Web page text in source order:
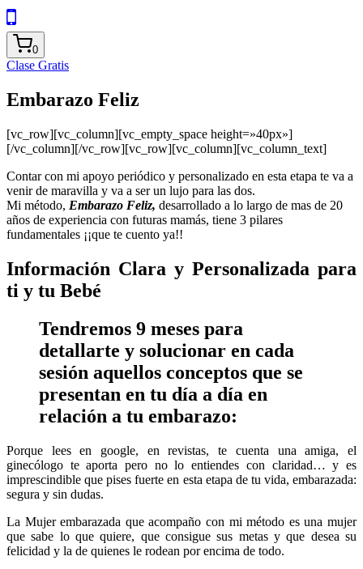
0
Clase Gratis
Embarazo Feliz
[vc_row][vc_column][vc_empty_space height=»40px»]
[/vc_column][/vc_row][vc_row][vc_column][vc_column_text]
Contar con mi apoyo periódico y personalizado en esta etapa te va a
venir de maravilla y va a ser un lujo para las dos.
Mi método, Embarazo Feliz, desarrollado a lo largo de mas de 20
años de experiencia con futuras mamás, tiene 3 pilares
fundamentales ¡¡que te cuento ya!!
Información Clara y Personalizada para
ti y tu Bebé
Tendremos 9 meses para
detallarte y solucionar en cada
sesión aquellos conceptos que se
presentan en tu día a día en
relación a tu embarazo:
Porque lees en google, en revistas, te cuenta una amiga, el
ginecólogo te aporta pero no lo entiendes con claridad… y es
imprescindible que pises fuerte en esta etapa de tu vida, embarazada:
segura y sin dudas.
La Mujer embarazada que acompaño con mi método es una mujer
que sabe lo que quiere, que consigue sus metas y que desea su
felicidad y la de quienes le rodean por encima de todo.